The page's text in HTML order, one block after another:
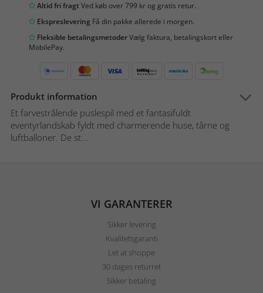
Altid fri fragtVed køb over 799 kr og gratis retur.
Ekspreslevering Få din pakke allerede i morgen.
Fleksible betalingsmetoderVælg faktura, betalingskort eller
MobilePay.
Produkt information
Et farvestrålende puslespil med et fantasifuldt
eventyrlandskab fyldt med charmerende huse, tårne og
luftballoner. De st...
VI GARANTERER
Sikker levering
Kvalitetsgaranti
Let at shoppe
30 dages returret
Sikker betaling